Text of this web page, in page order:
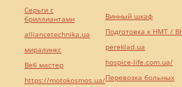
Серьги с
бриллиантами
alliancetechnika.ua
миралинкс
Веб мастер
https://motokosmos.ua/
Винный шкаф
Подготовка к НМТ /
pereklad.ua
hospice-life.com.ua/
Перевозка больных